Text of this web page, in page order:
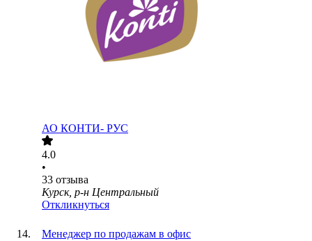
АО КОНТИ- РУС
4.0
•
33 отзыва
Курск, р-н Центральный
Откликнуться
Менеджер по продажам в офис